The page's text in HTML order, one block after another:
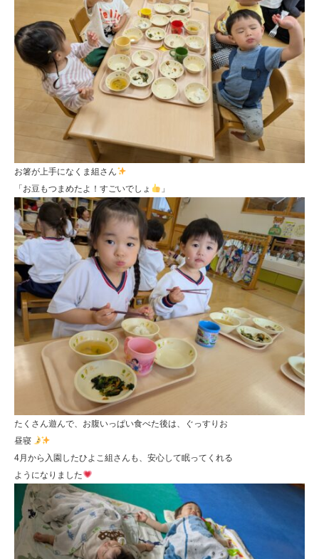
お箸が上手になくま組さん
「お豆もつまめたよ！すごいでしょ
」
たくさん遊んで、お腹いっぱい食べた後は、ぐっすりお
昼寝
4月から入園したひよこ組さんも、安心して眠ってくれる
ようになりました